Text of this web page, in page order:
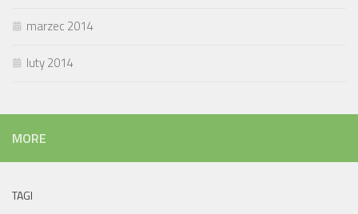
marzec 2014
luty 2014
MORE
TAGI